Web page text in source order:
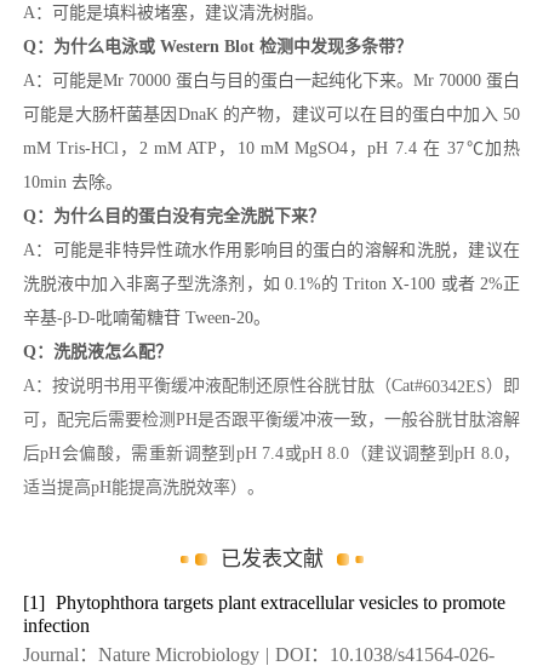
A：可能是填料被堵塞，建议清洗树脂。
Q：为什么电泳或 Western Blot 检测中发现多条带？
A：可能是Mr 70000 蛋白与目的蛋白一起纯化下来。Mr 70000 蛋白
可能是大肠杆菌基因DnaK 的产物，建议可以在目的蛋白中加入 50
mM Tris-HCl，2 mM ATP，10 mM MgSO4，pH 7.4 在 37℃加热
10min 去除。
Q：为什么目的蛋白没有完全洗脱下来？
A：可能是非特异性疏水作用影响目的蛋白的溶解和洗脱，建议在
洗脱液中加入非离子型洗涤剂，如 0.1%的 Triton X-100 或者 2%正
辛基-β-D-吡喃葡糖苷 Tween-20。
Q：洗脱液怎么配？
A：按说明书用平衡缓冲液配制还原性谷胱甘肽（Cat#60342ES）即
可，配完后需要检测PH是否跟平衡缓冲液一致，一般谷胱甘肽溶解
后pH会偏酸，需重新调整到pH 7.4或pH 8.0（建议调整到pH 8.0，
适当提高pH能提高洗脱效率）。
已发表文献
[1] Phytophthora targets plant extracellular vesicles to promote
infection
Journal：Nature Microbiology | DOI：10.1038/s41564-026-